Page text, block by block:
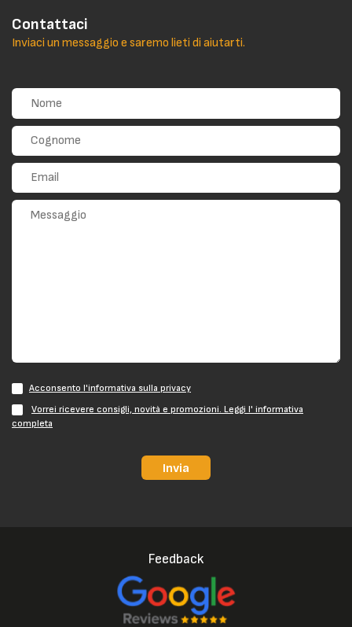
Contattaci
Inviaci un messaggio e saremo lieti di aiutarti.
Acconsento l'informativa sulla privacy
Vorrei ricevere consigli, novità e promozioni. Leggi l' informativa
completa
Invia
Feedback